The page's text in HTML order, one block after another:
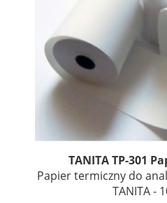
TANITA TP-301
Papier termiczny do
TANITA -